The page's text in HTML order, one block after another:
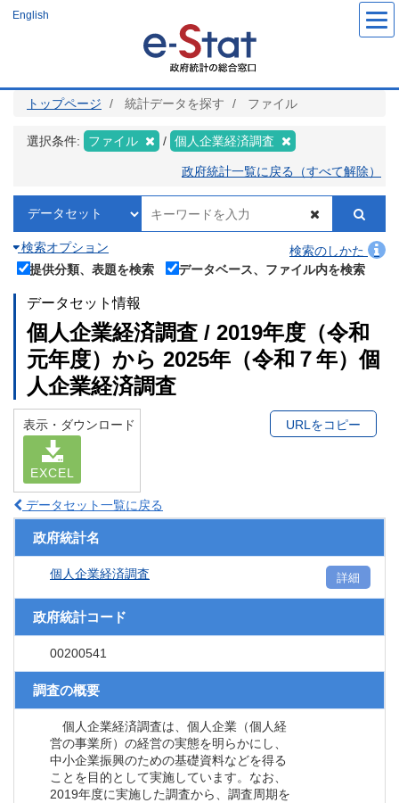
ツ
English
トップページ 統計データを探す ファイル
選択条件: ファイル 個人企業経済調査
政府統計一覧に戻る（すべて解除）
検索オプション
検索のしかた
提供分類、表題を検索
データベース、ファイル内を検索
データセット情報
個人企業経済調査 / 2019年度（令和
元年度）から 2025年（令和７年）個
人企業経済調査
表示・ダウンロード
EXCEL
URLをコピー
データセット一覧に戻る
政府統計名
個人企業経済調査 詳細
政府統計コード
00200541
調査の概要
個人企業経済調査は、個人企業（個人経
営の事業所）の経営の実態を明らかにし、
中小企業振興のための基礎資料などを得る
ことを目的として実施しています。なお、
2019年度に実施した調査から、調査周期を